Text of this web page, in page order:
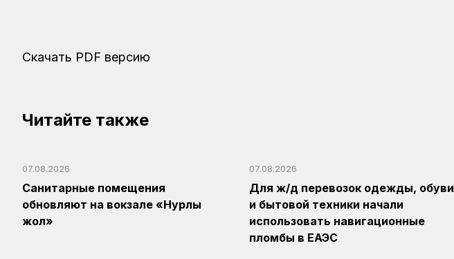
Скачать PDF версию
Читайте также
07.08.2026
Санитарные помещения
обновляют на вокзале «Нурлы
жол»
07.08.2026
Для ж/д перевозок одежды, обуви
и бытовой техники начали
использовать навигационные
пломбы в ЕАЭС